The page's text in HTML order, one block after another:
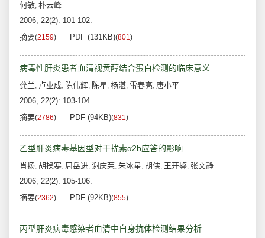
何敏, 朴云峰
2006, 22(2): 101-102.
摘要(2159) PDF (131KB)(801)
病毒性肝炎患者血清视黄醇结合蛋白检测的临床意义
龚兰, 卢业成, 陈伟辉, 陈星, 杨湛, 雷春亮, 唐小平
2006, 22(2): 103-104.
摘要(2786) PDF (94KB)(831)
乙型肝炎病毒基因型对干扰素α2b应答的影响
肖扬, 胡操寒, 周岳进, 谢庆荣, 朱冰星, 胡侠, 王开鉴, 张文静
2006, 22(2): 105-106.
摘要(2362) PDF (92KB)(855)
丙型肝炎病毒感染者血清中自身抗体检测结果分析